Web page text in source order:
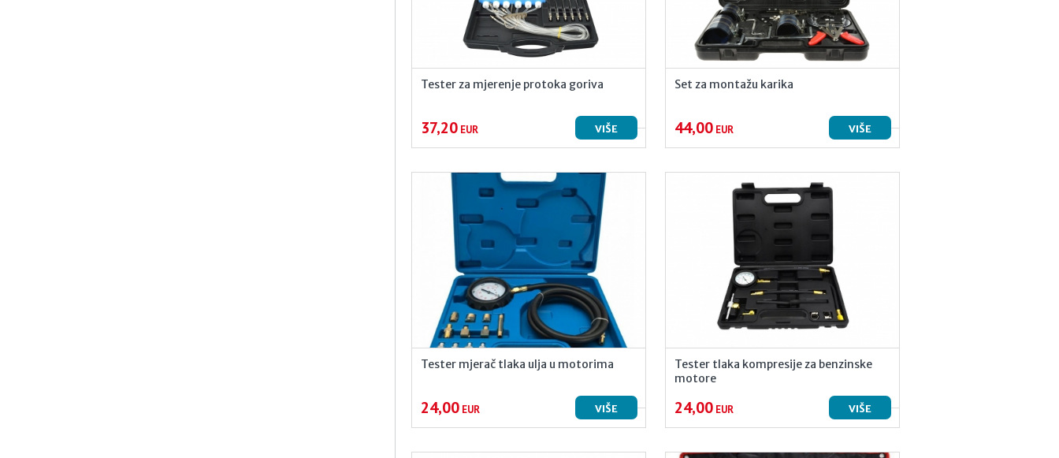
Tester za mjerenje protoka goriva
37,20 EUR VIŠE
Set za montažu karika
44,00 EUR VIŠE
Tester mjerač tlaka ulja u motorima
24,00 EUR VIŠE
Tester tlaka kompresije za benzinske
motore
24,00 EUR VIŠE